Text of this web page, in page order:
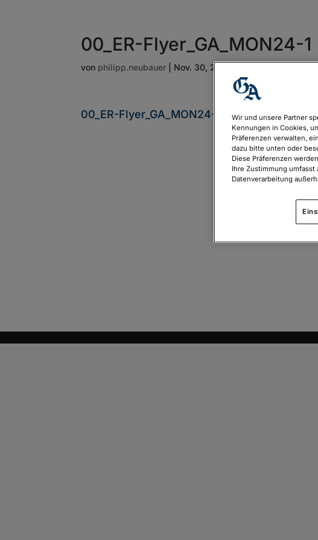
00_ER-Flyer_GA_MON24-1
von philipp.neubauer Nov. 30, 2023
00_ER-Flyer_GA_MON24-1
Wir und unsere Partner
Kennungen in Cookies,
Präferenzen verwalten,
dazu bitte unten oder
Diese Präferenzen
Ihre Zustimmung umfasst
Datenverarbeitung